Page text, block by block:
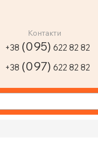
Контакти
+38 (095) 622 82 82
+38 (097) 622 82 82